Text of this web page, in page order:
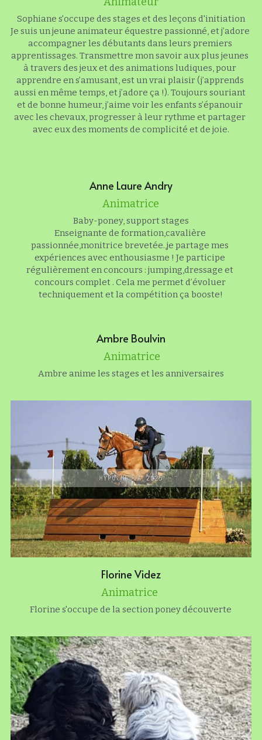
Sophiane s'occupe des stages et des leçons d'initiation
Je suis un jeune animateur équestre passionné, et j’adore
accompagner les débutants dans leurs premiers
apprentissages. Transmettre mon savoir aux plus jeunes
à travers des jeux et des animations ludiques, pour
apprendre en s’amusant, est un vrai plaisir (j’apprends
aussi en même temps, et j’adore ça !). Toujours souriant
et de bonne humeur, j’aime voir les enfants s’épanouir
avec les chevaux, progresser à leur rythme et partager
avec eux des moments de complicité et de joie.
Anne Laure Andry
Animatrice
Baby-poney, support stages
Enseignante de formation,cavalière
passionnée,monitrice brevetée.,je partage mes
expériences avec enthousiasme ! Je participe
régulièrement en concours : jumping,dressage et
concours complet . Cela me permet d’évoluer
techniquement et la compétition ça booste!
Ambre Boulvin
Animatrice
Ambre anime les stages et les anniversaires
Florine Videz
Animatrice
Florine s'occupe de la section poney découverte